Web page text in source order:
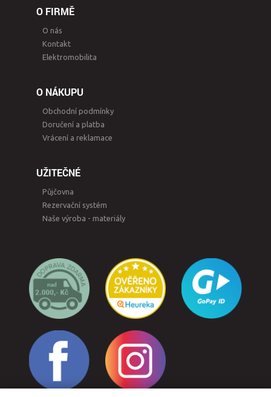
O FIRMĚ
O nás
Kontakt
Elektromobilita
O NÁKUPU
Obchodní podmínky
Doručení a platba
Vrácení a reklamace
UŽITEČNÉ
Půjčovna
Rezervační systém
Naše výroba - materiály